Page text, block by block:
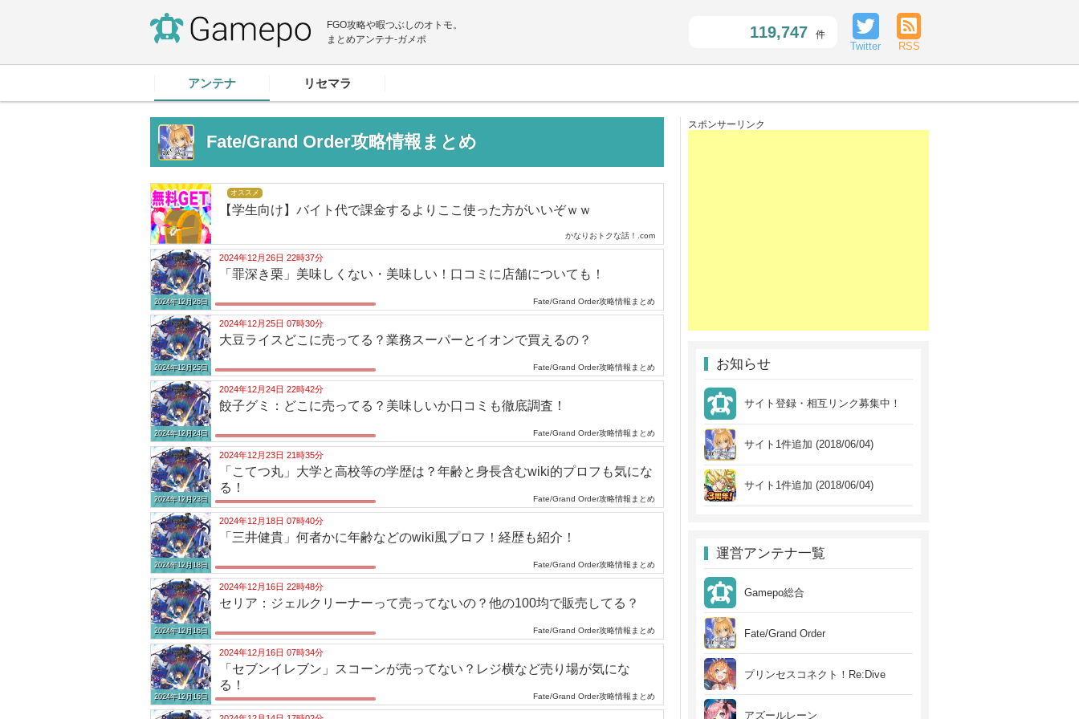
FGO攻略や暇つぶしのオトモ。
まとめアンテナ-ガメポ
119,747 件
Twitter RSS
アンテナ リセマラ
Fate/Grand Order攻略情報まとめ
オススメ
【学生向け】バイト代で課金するよりここ使った方がいいぞｗｗ
かなりおトクな話！.com
2024年12月26日
2024年12月26日 22時37分
「罪深き栗」美味しくない・美味しい！口コミに店舗についても！
Fate/Grand Order攻略情報まとめ
2024年12月25日
2024年12月25日 07時30分
大豆ライスどこに売ってる？業務スーパーとイオンで買えるの？
Fate/Grand Order攻略情報まとめ
2024年12月24日
2024年12月24日 22時42分
餃子グミ：どこに売ってる？美味しいか口コミも徹底調査！
Fate/Grand Order攻略情報まとめ
2024年12月23日
2024年12月23日 21時35分
「こてつ丸」大学と高校等の学歴は？年齢と身長含むwiki的プロフも気にな
る！
Fate/Grand Order攻略情報まとめ
2024年12月18日
2024年12月18日 07時40分
「三井健貴」何者かに年齢などのwiki風プロフ！経歴も紹介！
Fate/Grand Order攻略情報まとめ
2024年12月16日
2024年12月16日 22時48分
セリア：ジェルクリーナーって売ってないの？他の100均で販売してる？
Fate/Grand Order攻略情報まとめ
2024年12月16日
2024年12月16日 07時34分
「セブンイレブン」スコーンが売ってない？レジ横など売り場が気にな
る！
Fate/Grand Order攻略情報まとめ
スポンサーリンク
お知らせ
サイト登録・相互リンク募集中！
サイト1件追加 (2018/06/04)
サイト1件追加 (2018/06/04)
運営アンテナ一覧
Gamepo総合
Fate/Grand Order
プリンセスコネクト！Re:Dive
アズールレーン